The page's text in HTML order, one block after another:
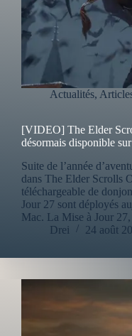
Actualités,
[VIDEO] The Elder
désormais disponible
Suite de l’année
dans The Elder Scrolls
téléchargeable de
Jour 27 sont déployés
Mac. La Mise à Jour
Drei
24 août